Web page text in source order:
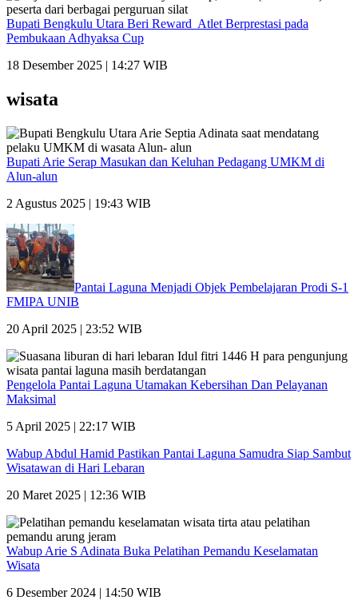
Bupati Bengkulu Utara Beri Reward Atlet Berprestasi pada
Pembukaan Adhyaksa Cup
18 Desember 2025 | 14:27 WIB
wisata
Bupati Arie Serap Masukan dan Keluhan Pedagang UMKM di
Alun-alun
2 Agustus 2025 | 19:43 WIB
Pantai Laguna Menjadi Objek Pembelajaran Prodi S-1
FMIPA UNIB
20 April 2025 | 23:52 WIB
Pengelola Pantai Laguna Utamakan Kebersihan Dan Pelayanan
Maksimal
5 April 2025 | 22:17 WIB
Wabup Abdul Hamid Pastikan Pantai Laguna Samudra Siap Sambut
Wisatawan di Hari Lebaran
20 Maret 2025 | 12:36 WIB
Wabup Arie S Adinata Buka Pelatihan Pemandu Keselamatan
Wisata
6 Desember 2024 | 14:50 WIB